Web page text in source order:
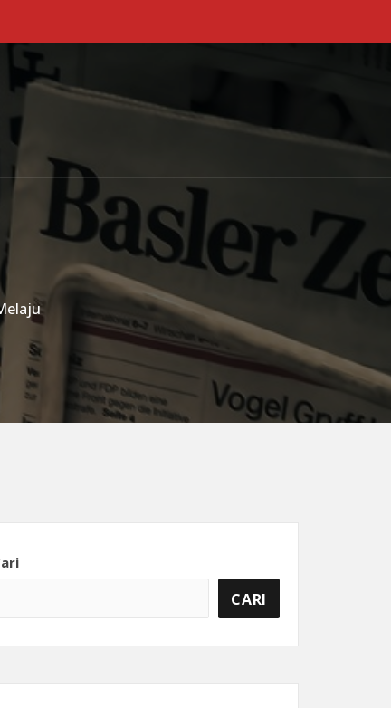
CARI